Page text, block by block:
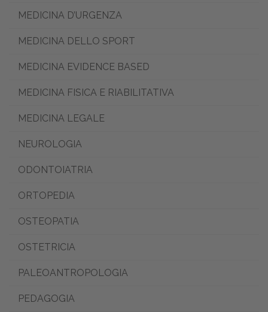
MEDICINA D’URGENZA
MEDICINA DELLO SPORT
MEDICINA EVIDENCE BASED
MEDICINA FISICA E RIABILITATIVA
MEDICINA LEGALE
NEUROLOGIA
ODONTOIATRIA
ORTOPEDIA
OSTEOPATIA
OSTETRICIA
PALEOANTROPOLOGIA
PEDAGOGIA